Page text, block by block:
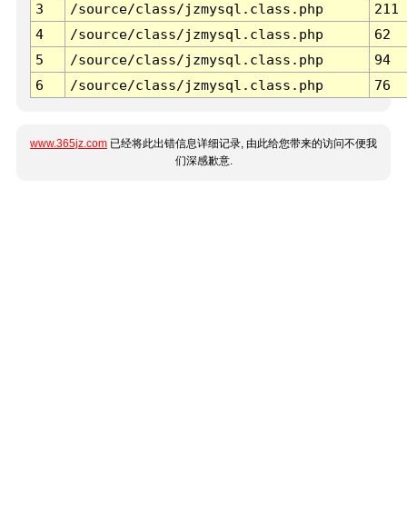
3 /source/class/jzmysql.class.php
211
4
/source/class/jzmysql.class.php
62
5
/source/class/jzmysql.class.php
94
6
/source/class/jzmysql.class.php 76
www.365jz.com 已经将此出错信息详细记录, 由此给您带来的访问不便我
们深感歉意.